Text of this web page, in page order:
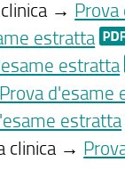
→
estratta
estratta
Prova d'esame
estratta
clinica →